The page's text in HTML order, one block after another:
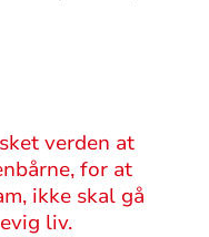
verden at
for at
ikke skal gå
liv.